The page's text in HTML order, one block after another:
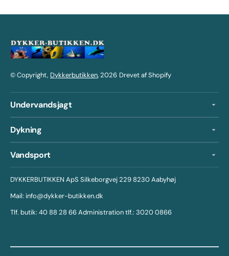
© Copyright, Dykkerbutikken, 2026 Drevet af Shopify
Undervandsjagt
Dykning
Vandsport
DYKKERBUTIKKEN ApS Silkeborgvej 229 8230 Aabyhøj
Mail: info@dykker-butikken.dk
Tlf. butik: 40 88 28 66 Administration tlf.: 3020 0866